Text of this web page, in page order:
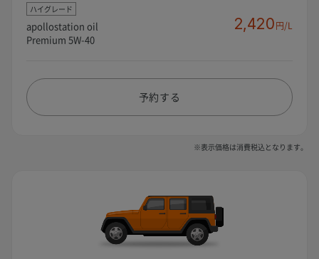
ハイグレード
apollostation oil
Premium 5W-40
2,420円/L
予約する
※表示価格は消費税込となります。